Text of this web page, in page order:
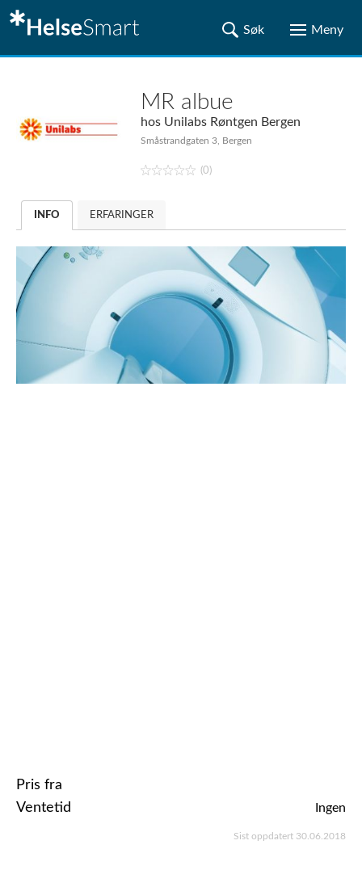
MR albue
hos Unilabs Røntgen Bergen
Småstrandgaten 3, Bergen
(0)
INFO ERFARINGER
Pris fra
Ventetid
Ingen
Sist oppdatert 30.06.2018